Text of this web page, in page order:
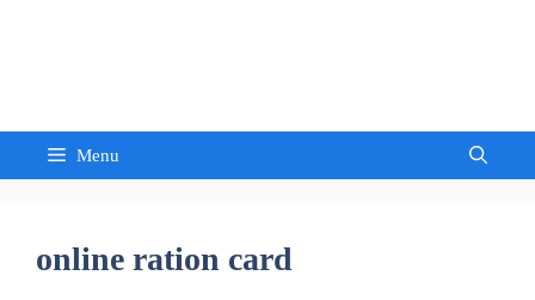
Menu
online ration card